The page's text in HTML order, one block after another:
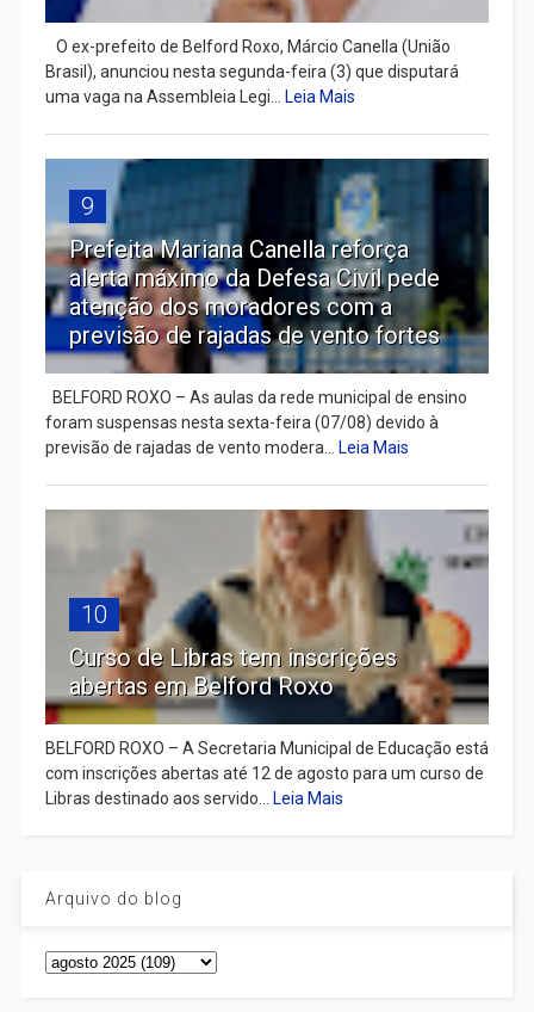
​ O ex-prefeito de Belford Roxo, Márcio Canella (União
Brasil), anunciou nesta segunda-feira (3) que disputará
uma vaga na Assembleia Legi...
Leia Mais
9
Prefeita Mariana Canella reforça
alerta máximo da Defesa Civil pede
atenção dos moradores com a
previsão de rajadas de vento fortes
BELFORD ROXO – As aulas da rede municipal de ensino
foram suspensas nesta sexta-feira (07/08) devido à
previsão de rajadas de vento modera...
Leia Mais
10
Curso de Libras tem inscrições
abertas em Belford Roxo
BELFORD ROXO – A Secretaria Municipal de Educação está
com inscrições abertas até 12 de agosto para um curso de
Libras destinado aos servido...
Leia Mais
Arquivo do blog